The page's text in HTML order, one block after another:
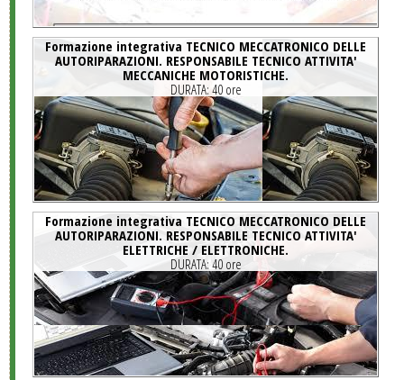
Formazione integrativa TECNICO MECCATRONICO DELLE
AUTORIPARAZIONI. RESPONSABILE TECNICO ATTIVITA'
MECCANICHE MOTORISTICHE.
DURATA: 40 ore
Formazione integrativa TECNICO MECCATRONICO DELLE
AUTORIPARAZIONI. RESPONSABILE TECNICO ATTIVITA'
ELETTRICHE / ELETTRONICHE.
DURATA: 40 ore